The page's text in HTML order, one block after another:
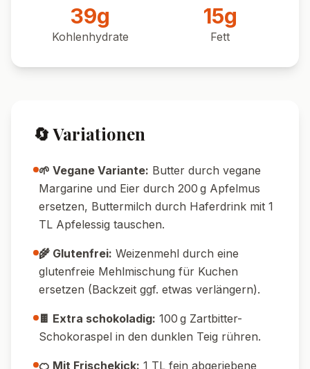
39g
Kohlenhydrate
15g
Fett
🔄 Variationen
🌱 Vegane Variante: Butter durch vegane
Margarine und Eier durch 200 g Apfelmus
ersetzen, Buttermilch durch Haferdrink mit 1
TL Apfelessig tauschen.
🌾 Glutenfrei: Weizenmehl durch eine
glutenfreie Mehlmischung für Kuchen
ersetzen (Backzeit ggf. etwas verlängern).
🍫 Extra schokoladig: 100 g Zartbitter-
Schokoraspel in den dunklen Teig rühren.
🍊 Mit Frischekick: 1 TL fein abgeriebene